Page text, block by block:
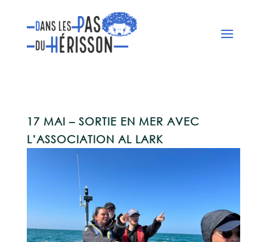
17 MAI – SORTIE EN MER AVEC
L’ASSOCIATION AL LARK